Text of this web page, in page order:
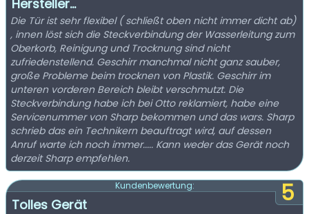
Hersteller...
Die Tür ist sehr flexibel ( schließt oben nicht immer dicht ab)
, innen löst sich die Steckverbindung der Wasserleitung zum
Oberkorb, Reinigung und Trocknung sind nicht
zufriedenstellend. Geschirr manchmal nicht ganz sauber,
große Probleme beim trocknen von Plastik. Geschirr im
unteren vorderen Bereich bleibt verschmutzt. Die
Steckverbindung habe ich bei Otto reklamiert, habe eine
Servicenummer von Sharp bekommen und das wars. Sharp
schrieb das ein Technikern beauftragt wird, auf dessen
Anruf warte ich noch immer..... Kann weder das Gerät noch
derzeit Sharp empfehlen.
5
Kundenbewertung:
Tolles Gerät